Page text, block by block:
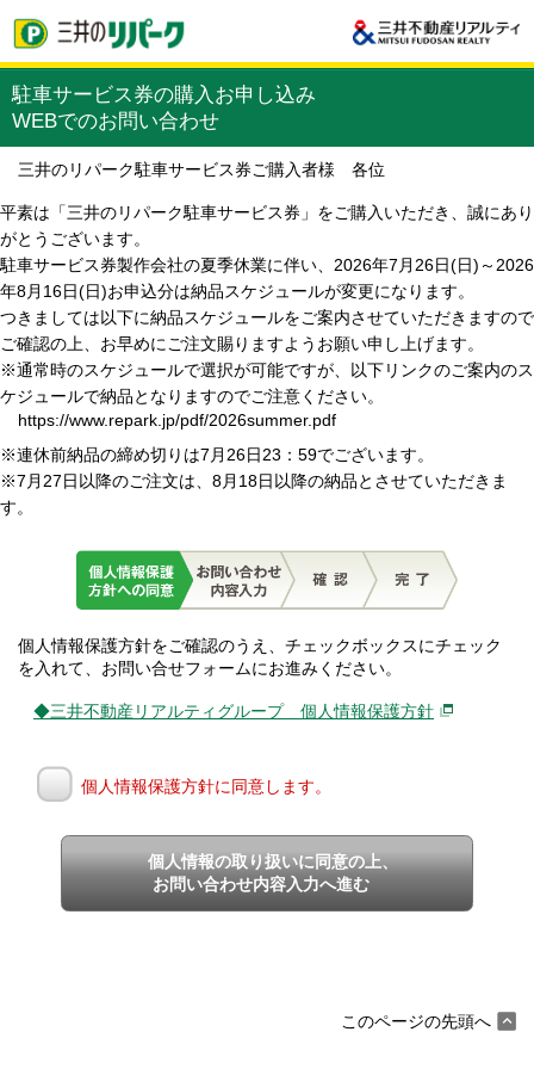
駐車サービス券の購入お申し込み
WEBでのお問い合わせ
三井のリパーク駐車サービス券ご購入者様 各位
平素は「三井のリパーク駐車サービス券」をご購入いただき、誠にあり
がとうございます。
駐車サービス券製作会社の夏季休業に伴い、2026年7月26日(日)～2026
年8月16日(日)お申込分は納品スケジュールが変更になります。
つきましては以下に納品スケジュールをご案内させていただきますので
ご確認の上、お早めにご注文賜りますようお願い申し上げます。
※通常時のスケジュールで選択が可能ですが、以下リンクのご案内のス
ケジュールで納品となりますのでご注意ください。
https://www.repark.jp/pdf/2026summer.pdf
※連休前納品の締め切りは7月26日23：59でございます。
※7月27日以降のご注文は、8月18日以降の納品とさせていただきま
す。
個人情報保護方針をご確認のうえ、チェックボックスにチェック
を入れて、お問い合せフォームにお進みください。
◆三井不動産リアルティグループ 個人情報保護方針
個人情報保護方針に同意します。
個人情報の取り扱いに同意の上、
お問い合わせ内容入力へ進む
このページの先頭へ